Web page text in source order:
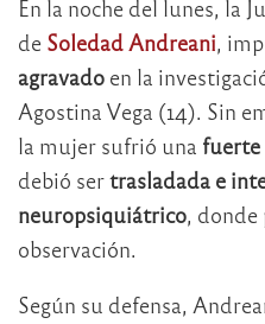
En la noche del lunes, la
de Soledad Andreani,
agravado en la
Agostina Vega (14). Sin
la mujer sufrió una fuerte
debió sertrasladada e
neuropsiquiátrico, donde
observación.
Según su defensa,